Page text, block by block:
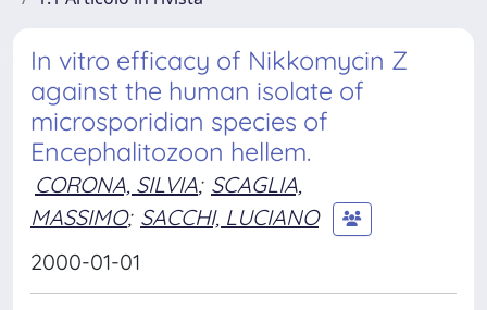
In vitro efficacy of Nikkomycin Z
against the human isolate of
microsporidian species of
Encephalitozoon hellem.
CORONA, SILVIA; SCAGLIA,
MASSIMO; SACCHI, LUCIANO
2000-01-01